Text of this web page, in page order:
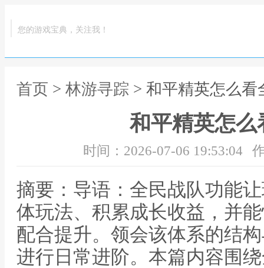
您的游戏宝典，关注我！
首页 > 林游寻踪 > 和平精英怎么看
和平精英怎么
时间：2026-07-06 19:53:04
摘要：导语：全民战队功能
体玩法、积累成长收益，并
配合提升。领会该体系的结
进行日常进阶。本篇内容围